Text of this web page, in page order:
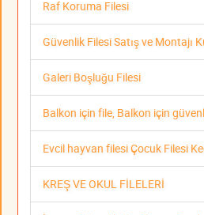
Raf Koruma Filesi
Güvenlik Filesi Satış ve Montajı
Galeri Boşluğu Filesi
Balkon için file, Balkon için
Evcil hayvan filesi Çocuk Filesi
KREŞ VE OKUL FİLELERİ